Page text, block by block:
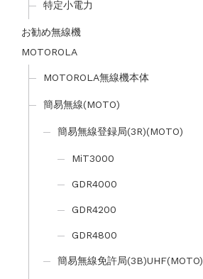
特定小電力
お勧め無線機
MOTOROLA
MOTOROLA無線機本体
簡易無線(MOTO)
簡易無線登録局(3R)(MOTO)
MiT3000
GDR4000
GDR4200
GDR4800
簡易無線免許局(3B)UHF(MOTO)